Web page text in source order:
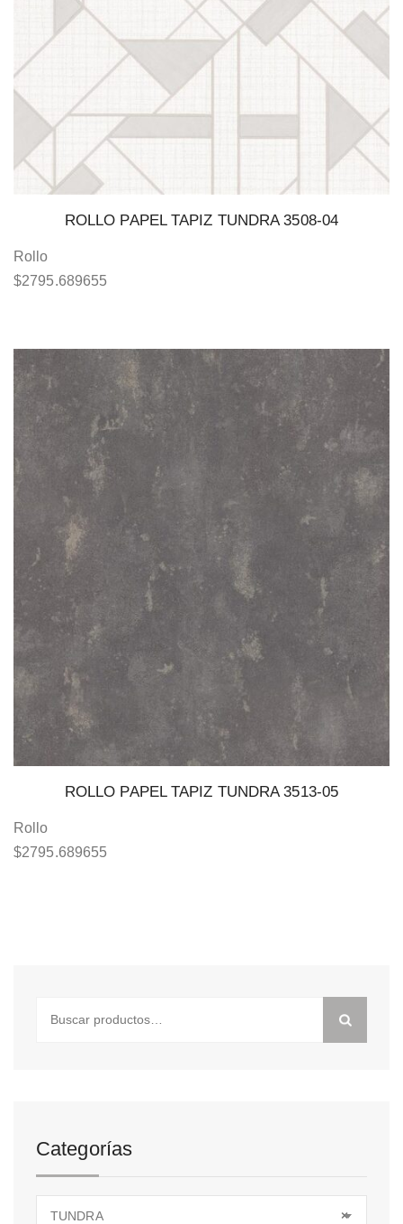
ROLLO PAPEL TAPIZ TUNDRA 3508-04
Rollo
$2795.689655
ROLLO PAPEL TAPIZ TUNDRA 3513-05
Rollo
$2795.689655
Categorías
×
TUNDRA